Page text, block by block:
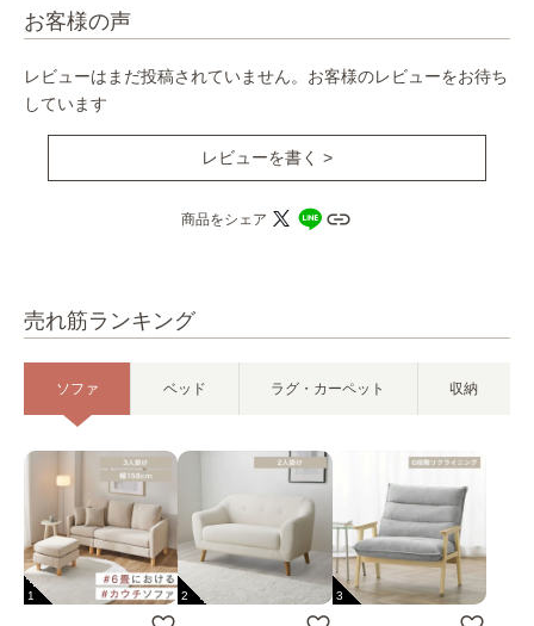
売れ筋ランキング
ソファ ベッド ラグ・カーペット 収納
1 2 3
お客様の声
レビューはまだ投稿されていません。お客様のレビューをお待ち
しています
レビューを書く >
商品をシェア